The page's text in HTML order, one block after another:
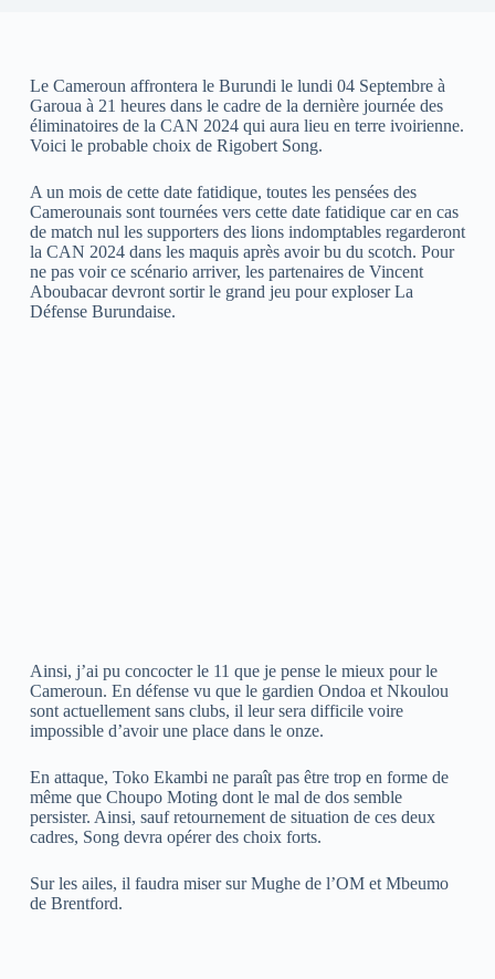
Le Cameroun affrontera le Burundi le lundi 04 Septembre à
Garoua à 21 heures dans le cadre de la dernière journée des
éliminatoires de la CAN 2024 qui aura lieu en terre ivoirienne.
Voici le probable choix de Rigobert Song.
A un mois de cette date fatidique, toutes les pensées des
Camerounais sont tournées vers cette date fatidique car en cas
de match nul les supporters des lions indomptables regarderont
la CAN 2024 dans les maquis après avoir bu du scotch. Pour
ne pas voir ce scénario arriver, les partenaires de Vincent
Aboubacar devront sortir le grand jeu pour exploser La
Défense Burundaise.
Ainsi, j’ai pu concocter le 11 que je pense le mieux pour le
Cameroun. En défense vu que le gardien Ondoa et Nkoulou
sont actuellement sans clubs, il leur sera difficile voire
impossible d’avoir une place dans le onze.
En attaque, Toko Ekambi ne paraît pas être trop en forme de
même que Choupo Moting dont le mal de dos semble
persister. Ainsi, sauf retournement de situation de ces deux
cadres, Song devra opérer des choix forts.
Sur les ailes, il faudra miser sur Mughe de l’OM et Mbeumo
de Brentford.